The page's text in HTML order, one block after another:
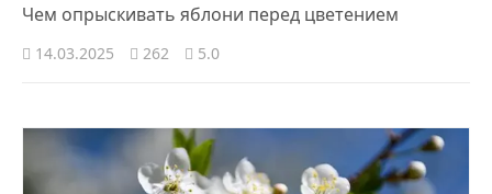
Чем опрыскивать яблони перед цветением
14.03.2025 262 5.0